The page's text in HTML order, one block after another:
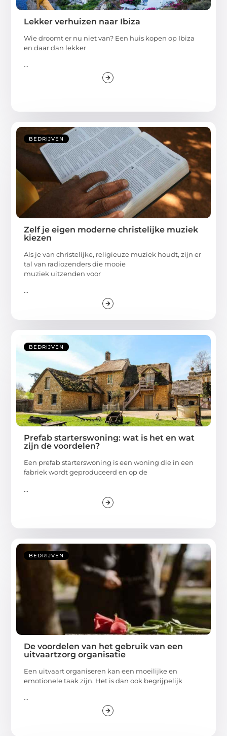
Lekker verhuizen naar Ibiza
Wie droomt er nu niet van? Een huis kopen op Ibiza
en daar dan lekker
...
BEDRIJVEN
Zelf je eigen moderne christelijke muziek
kiezen
Als je van christelijke, religieuze muziek houdt, zijn er
tal van radiozenders die mooie
muziek uitzenden voor
...
BEDRIJVEN
Prefab starterswoning: wat is het en wat
zijn de voordelen?
Een prefab starterswoning is een woning die in een
fabriek wordt geproduceerd en op de
...
BEDRIJVEN
De voordelen van het gebruik van een
uitvaartzorg organisatie
Een uitvaart organiseren kan een moeilijke en
emotionele taak zijn. Het is dan ook begrijpelijk
...